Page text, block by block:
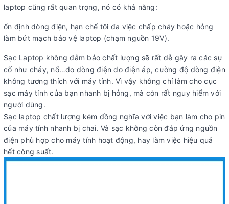
laptop cũng rất quan trọng, nó có khả năng:
ổn định dòng điện, hạn chế tôi đa việc chấp cháy hoặc hỏng
làm bứt mạch bảo vệ laptop (chạm nguồn 19V).
Sạc Laptop không đảm bảo chất lượng sẽ rất dễ gây ra các sự
cố như cháy, nổ…do dòng điện do điện áp, cường độ dòng điện
không tương thích với máy tính. Vì vậy không chỉ làm cho cục
sạc máy tính của bạn nhanh bị hỏng, mà còn rất nguy hiểm với
người dùng.
Sạc laptop chất lượng kém đồng nghĩa với việc bạn làm cho pin
của máy tính nhanh bị chai. Và sạc không còn đáp ứng nguồn
điện phù hợp cho máy tính hoạt động, hay làm việc hiệu quả
hết công suất.